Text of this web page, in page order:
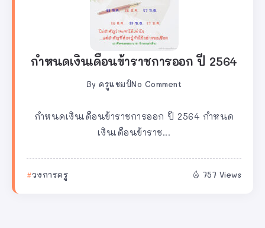
กำหนดเงินเดือนข้าราชการออก ปี 2564
By ครูแชมป์No Comment
กำหนดเงินเดือนข้าราชการออก ปี 2564 กำหนด
เงินเดือนข้าราช...
วงการครู 757 Views